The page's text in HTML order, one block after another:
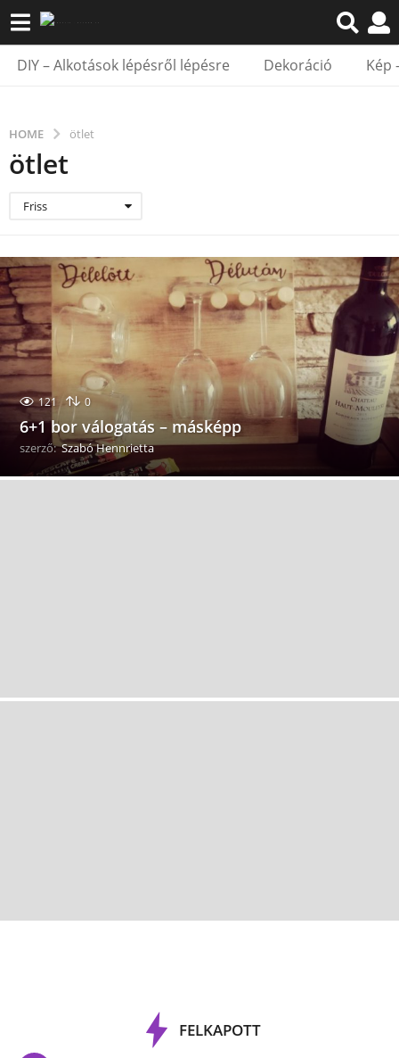
DIY – Alkotások lépésről lépésre Dekoráció Kép
HOME ötlet
ötlet
Friss
121 0
6+1 bor válogatás – másképp
szerző: Szabó Hennrietta
FELKAPOTT